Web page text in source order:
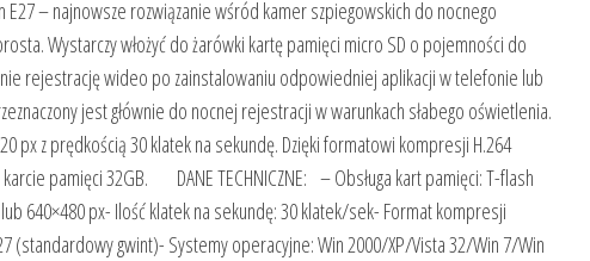
E27 – najnowsze rozwiązanie wśród kamer szpiegowskich do nocnego
Wystarczy włożyć do żarówki kartę pamięci micro SD o pojemności do
rejestrację wideo po zainstalowaniu odpowiedniej aplikacji w telefonie lub
jest głównie do nocnej rejestracji w warunkach słabego oświetlenia.
px z prędkością 30 klatek na sekundę. Dzięki formatowi kompresji H.264
pamięci 32GB. DANE TECHNICZNE: – Obsługa kart pamięci: T-flash
640×480 px- Ilość klatek na sekundę: 30 klatek/sek- Format kompresji
(standardowy gwint)- Systemy operacyjne: Win 2000/XP/Vista 32/Win 7/Win